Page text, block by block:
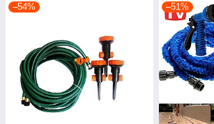
–54% –51%